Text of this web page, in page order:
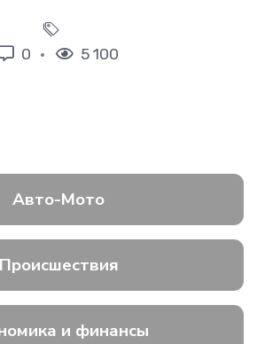
0 5 100
Авто-Мото
Происшествия
и финансы